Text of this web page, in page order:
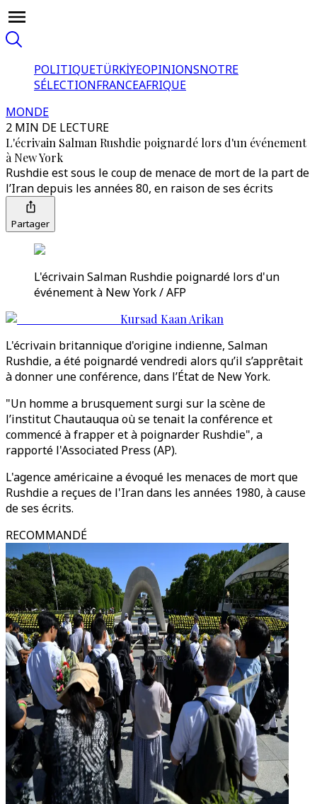
POLITIQUETÜRKİYEOPINIONSNOTRE
SÉLECTIONFRANCEAFRIQUE
MONDE
2 MIN DE LECTURE
L'écrivain Salman Rushdie poignardé lors d'un événement
à New York
Rushdie est sous le coup de menace de mort de la part de
l’Iran depuis les années 80, en raison de ses écrits
Partager
L'écrivain Salman Rushdie poignardé lors d'un
événement à New York / AFP
Kursad Kaan Arikan
L'écrivain britannique d'origine indienne, Salman
Rushdie, a été poignardé vendredi alors qu’il s’apprêtait
à donner une conférence, dans l’État de New York.
"Un homme a brusquement surgi sur la scène de
l’institut Chautauqua où se tenait la conférence et
commencé à frapper et à poignarder Rushdie", a
rapporté l'Associated Press (AP).
L'agence américaine a évoqué les menaces de mort que
Rushdie a reçues de l'Iran dans les années 1980, à cause
de ses écrits.
RECOMMANDÉ